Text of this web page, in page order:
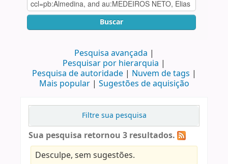
Buscar
Pesquisa avançada
Pesquisar por hierarquia
Pesquisa de autoridade
Nuvem de tags
Mais popular
Sugestões de aquisição
Filtre sua pesquisa
Sua pesquisa retornou 3 resultados.
Desculpe, sem sugestões.